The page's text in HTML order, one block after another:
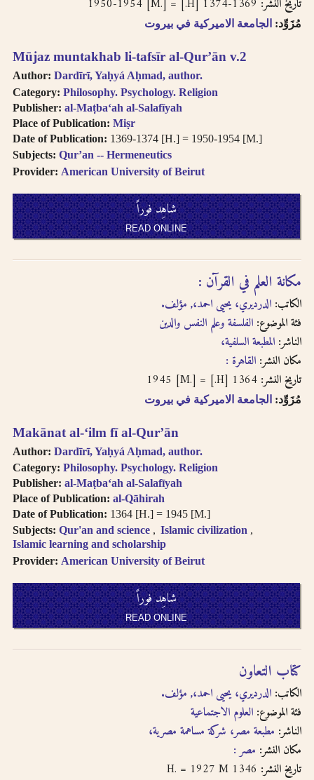
philosophie,
falsafah.
Try searching
names with or
without the definite
article “Al-“.
Diacritics on the
last letter of a word
are not included, i.e.
not al-Kabiru.
Feminine
possessive suffix
iyah and not as -
in cases of al-Iḍāfah
(compound nouns).
بالفتحتين
Mūjaz muntakhab li-tafsīr al-Qurʼān v.2
Author: Dardīrī, Yaḥyá Aḥmad, author.
Category: Philosophy. Psychology. Religion
Publisher: al-Maṭbaʻah al-Salafīyah
Place of Publication: Miṣr
Date of Publication: 1369-1374 [H.] = 1950-1954 [M.]
Subjects: Qurʼan -- Hermeneutics
Provider: American University of Beirut
شاهِد فوراً
READ ONLINE
تاريخ النشر:
مُزَوِّد: الجامعة الاميركية في بيروت
Makānat al-ʻilm fī al-Qurʼān
Author: Dardīrī, Yaḥyá Aḥmad, author.
Category: Philosophy. Psychology. Religion
Publisher: al-Maṭbaʻah al-Salafīyah
Place of Publication: al-Qāhirah
Date of Publication: 1364 [H.] = 1945 [M.]
Subjects: Qur'an and science
Islamic civilization
Islamic learning and scholarship
Provider: American University of Beirut
شاهِد فوراً
READ ONLINE
مكانة العلم في القرآن :
الكاتب: الدرديري، يحيى احمد،, مؤلف.
فئة الموضوع: الفلسفة وعلم النفس والدين
الناشر: المطبعة السلفية،
مكان النشر: القاهرة :
تاريخ النشر:
مُزَوِّد: الجامعة الاميركية في بيروت
كتاب التعاون
الكاتب: الدرديري، يحيى احمد،, مؤلف.
فئة الموضوع: العلوم الاجتماعية
الناشر: مطبعة مصر، شركة مساهمة مصرية،
مكان النشر: مصر :
تاريخ النشر: